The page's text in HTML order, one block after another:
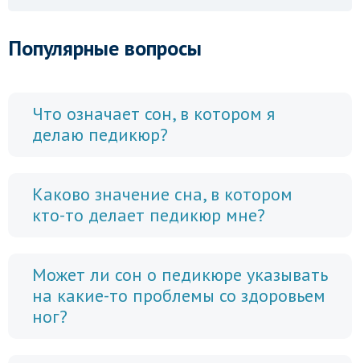
Популярные вопросы
Что означает сон, в котором я
делаю педикюр?
Каково значение сна, в котором
кто-то делает педикюр мне?
Может ли сон о педикюре указывать
на какие-то проблемы со здоровьем
ног?